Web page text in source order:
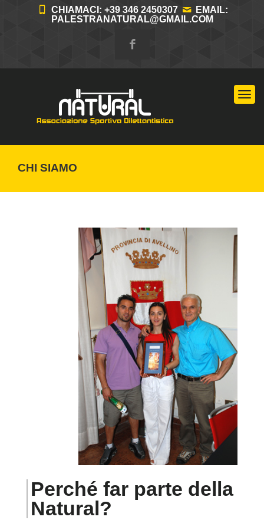
CHIAMACI: +39 346 2450307
EMAIL:
PALESTRANATURAL@GMAIL.COM
CHI SIAMO
Perché far parte della
Natural?